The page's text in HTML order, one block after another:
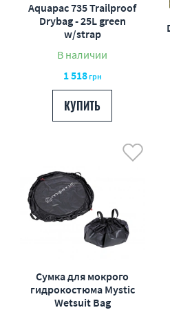
Aquapac 735 Trailproof
Drybag - 25L green
w/strap
В наличии
1 518грн
КУПИТЬ
Сумка для мокрого
гидрокостюма Mystic
Wetsuit Bag